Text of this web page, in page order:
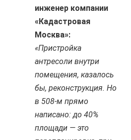
инженер компании
«Кадастровая
Москва»:
«Пристройка
антресоли внутри
помещения, казалось
бы, реконструкция. Но
в 508-м прямо
написано: до 40%
площади — это